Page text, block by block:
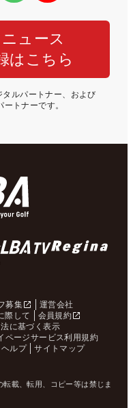
ュース
はこちら
ルパートナー、および
トナーです。
募集
運営会社
際して
会員規約
に基づく表示
ページサービス利用規約
ヘルプ サイトマップ
載、転用、コピー等は禁じま